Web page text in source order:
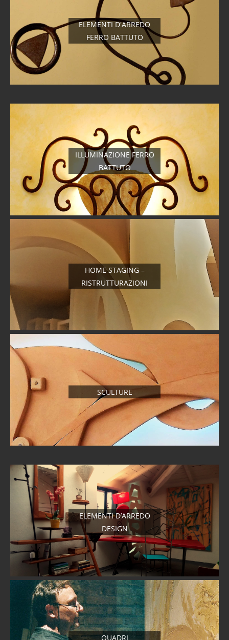
ELEMENTI D'ARREDO
FERRO BATTUTO
ILLUMINAZIONE FERRO
BATTUTO
HOME STAGING –
RISTRUTTURAZIONI
SCULTURE
ELEMENTI D’ARREDO
DESIGN
QUADRI